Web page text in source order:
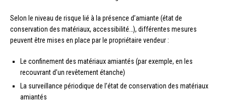
Selon le niveau de risque lié à la présence d’amiante (état de
conservation des matériaux, accessibilité…), différentes mesures
peuvent être mises en place par le propriétaire vendeur :
Le confinement des matériaux amiantés (par exemple, en les
recouvrant d’un revêtement étanche)
La surveillance périodique de l’état de conservation des matériaux
amiantés